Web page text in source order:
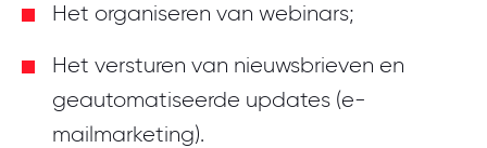
Het organiseren van webinars;
Het versturen van nieuwsbrieven en
geautomatiseerde updates (e-
mailmarketing).